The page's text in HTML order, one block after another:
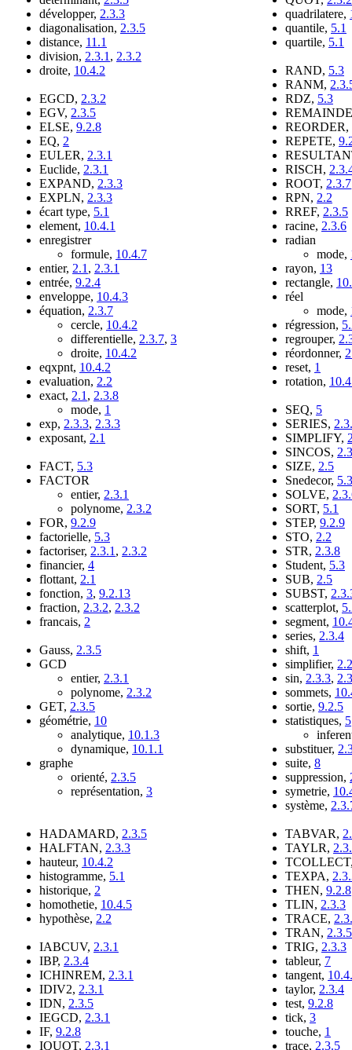
développer, 2.3.3
diagonalisation, 2.3.5
distance, 11.1
division, 2.3.1 , 2.3.2
droite, 10.4.2
EGCD, 2.3.2
EGV, 2.3.5
ELSE, 9.2.8
EQ, 2
EULER, 2.3.1
Euclide, 2.3.1
EXPAND, 2.3.3
EXPLN, 2.3.3
écart type, 5.1
element, 10.4.1
enregistrer
formule, 10.4.7
entier, 2.1 , 2.3.1
entrée, 9.2.4
enveloppe, 10.4.3
équation, 2.3.7
cercle, 10.4.2
differentielle, 2.3.7, 3
droite, 10.4.2
eqxpnt, 10.4.2
evaluation, 2.2
exact, 2.1 , 2.3.8
mode, 1
exp, 2.3.3, 2.3.3
exposant, 2.1
FACT, 5.3
FACTOR
entier, 2.3.1
polynome, 2.3.2
FOR, 9.2.9
factorielle, 5.3
factoriser, 2.3.1 , 2.3.2
financier, 4
flottant, 2.1
fonction, 3, 9.2.13
fraction, 2.3.2, 2.3.2
francais, 2
Gauss, 2.3.5
GCD
entier, 2.3.1
polynome, 2.3.2
GET, 2.3.5
géométrie, 10
analytique, 10.1.3
dynamique, 10.1.1
graphe
orienté, 2.3.5
représentation, 3
HADAMARD, 2.3.5
HALFTAN, 2.3.3
hauteur, 10.4.2
histogramme, 5.1
historique, 2
homothetie, 10.4.5
hypothèse, 2.2
IABCUV, 2.3.1
IBP, 2.3.4
ICHINREM, 2.3.1
IDIV2, 2.3.1
IDN, 2.3.5
IEGCD, 2.3.1
IF, 9.2.8
IQUOT, 2.3.1
quadrilatere,
quantile, 5.1
quartile, 5.1
RAND, 5.3
RANM,
RDZ, 5.3
REORDER,
REPETE,
RISCH,
ROOT, 2.3.7
RPN, 2.2
RREF, 2.3.5
racine, 2.3.6
radian
mode,
rayon, 13
rectangle,
réel
mode,
régression,
regrouper,
réordonner,
reset, 1
rotation,
SEQ, 5
SERIES,
SIMPLIFY,
SINCOS,
SIZE, 2.5
Snedecor, 5.3
SOLVE,
SORT, 5.1
STEP, 9.2.9
STO, 2.2
STR, 2.3.8
Student, 5.3
SUB, 2.5
SUBST,
scatterplot,
segment,
series, 2.3.4
shift, 1
simplifier, 2.2
sin, 2.3.3,
sommets,
sortie, 9.2.5
statistiques, 5
substituer,
suite, 8
suppression,
symetrie,
système,
TABVAR,
TAYLR,
TEXPA,
THEN, 9.2.8
TLIN, 2.3.3
TRACE,
TRAN, 2.3.5
TRIG, 2.3.3
tableur, 7
tangent,
taylor, 2.3.4
test, 9.2.8
tick, 3
touche, 1
trace, 2.3.5